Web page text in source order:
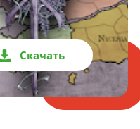
Скачать